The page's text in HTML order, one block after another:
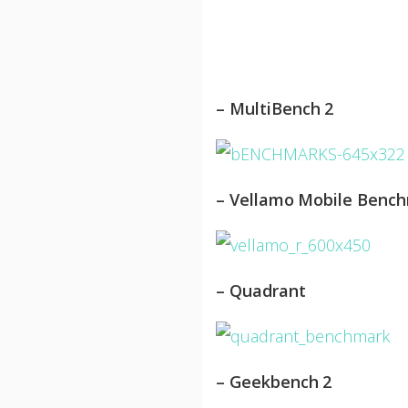
– MultiBench 2
– Vellamo Mobile
– Quadrant
– Geekbench 2